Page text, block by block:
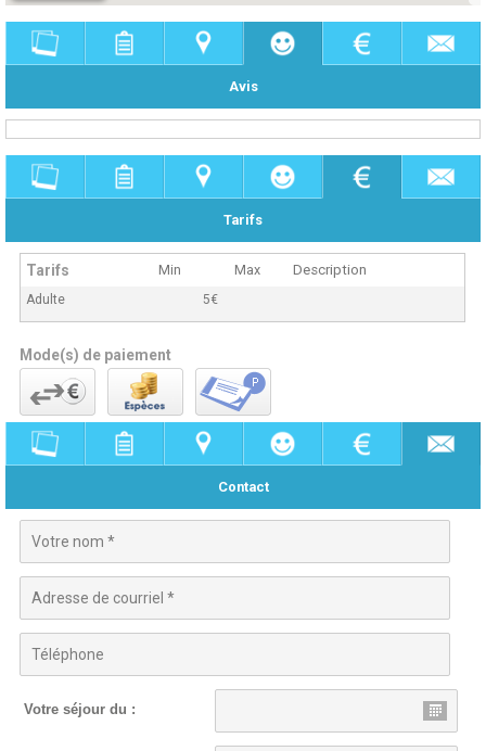
Avis
Tarifs
Tarifs Min Max Description
Adulte 5€
Mode(s) de paiement
Contact
Votre séjour du :